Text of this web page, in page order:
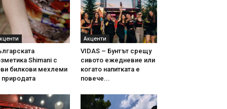
Shimani с
билкови мехлеми
природата
Акценти
VIDAS – Бунтът срещу
сивото ежедневие или
когато напитката е
повече...